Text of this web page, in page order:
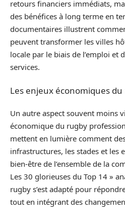
retours financiers immédiats,
des bénéfices à long terme en
documentaires illustrent
peuvent transformer les villes
locale par le biais de l’emploi et
services.
Les enjeux économiques
Un autre aspect souvent moins
économique du rugby
mettent en lumière comment
infrastructures, les stades et les
bien-être de l’ensemble de la
Les 30 glorieuses du Top 14 »
rugby s’est adapté pour
tout en intégrant des